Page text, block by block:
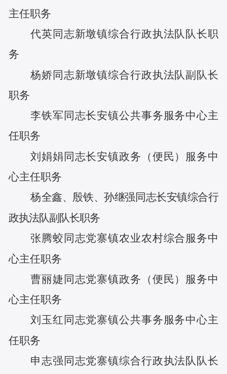
主任职务
代英同志新墩镇综合行政执法队队长职
务
杨娇同志新墩镇综合行政执法队副队长
职务
李铁军 同志长安镇公共事务服务中心主
任职务
刘娟娟 同志长安镇政务（便民）服务中
心主任职务
杨全鑫、 殷铁、孙继强 同志长安镇综合行
政执法队副队长职务
张腾蛟 同志党寨镇农业农村综合服务中
心主任职务
曹丽婕 同志党寨镇政务（便民）服务中
心主任职务
刘玉红 同志党寨镇公共事务服务中心主
任职务
申志强 同志党寨镇综合行政执法队队长